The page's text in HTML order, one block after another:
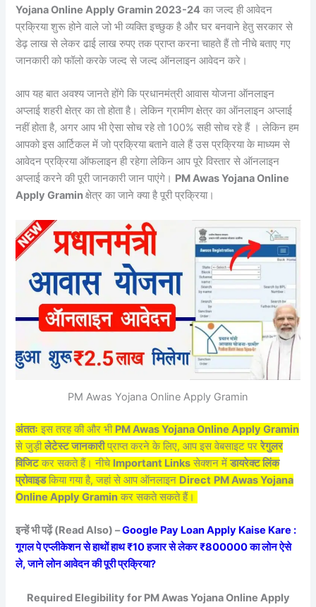
Yojana Online Apply Gramin 2023-24 का जल्द ही आवेदन
प्रक्रिया शुरू होने वाले जो भी व्यक्ति इच्छुक है और घर बनवाने हेतु सरकार से
डेढ़ लाख से लेकर ढाई लाख रुपए तक प्राप्त करना चाहते हैं तो नीचे बताए गए
जानकारी को फॉलो करके जल्द से जल्द ऑनलाइन आवेदन करे।
आप यह बात अवश्य जानते होंगे कि प्रधानमंत्री आवास योजना ऑनलाइन
अप्लाई शहरी क्षेत्र का तो होता है। लेकिन ग्रामीण क्षेत्र का ऑनलाइन अप्लाई
नहीं होता है, अगर आप भी ऐसा सोच रहे तो 100% सही सोच रहे हैं । लेकिन हम
आपको इस आर्टिकल में जो प्रक्रिया बताने वाले हैं उस प्रक्रिया के माध्यम से
आवेदन प्रक्रिया ऑफलाइन ही रहेगा लेकिन आप पूरे विस्तार से ऑनलाइन
अप्लाई करने की पूरी जानकारी जान पाएंगे। PM Awas Yojana Online
Apply Graminक्षेत्र का जाने क्या है पूरी प्रक्रिया।
PM Awas Yojana Online Apply Gramin
अंततः इस तरह की और भी PM Awas Yojana Online Apply Gramin
से जुड़ीलेटेस्ट जानकारीप्राप्त करने के लिए, आप इस वेबसाइट पररेगुलर
विजिटकर सकते हैं। नीचे Important Links सेक्शन मेंडायरेक्ट लिंक
प्रोवाइडकिया गया है, जहां से आप ऑनलाइन Direct PM Awas Yojana
Online Apply Gramin कर सकते सकते हैं।
इन्हें भी पढ़ें (Read Also) –Google Pay Loan Apply Kaise Kare :
गूगल पे एप्लीकेशन से हाथों हाथ ₹10 हजार से लेकर ₹800000 का लोन ऐसे
ले, जाने लोन आवेदन की पूरी प्रक्रिया?
Required Elegibility for PM Awas Yojana Online Apply